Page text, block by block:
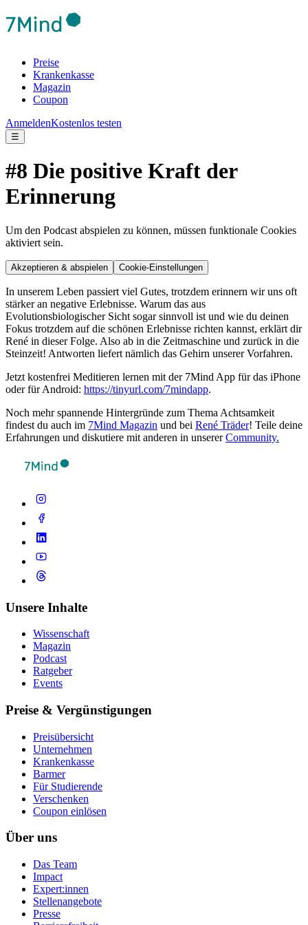
Preise
Krankenkasse
Magazin
Coupon
AnmeldenKostenlos testen
☰
#8 Die positive Kraft der
Erinnerung
Um den Podcast abspielen zu können, müssen funktionale Cookies
aktiviert sein.
Akzeptieren & abspielen Cookie-Einstellungen
In unserem Leben passiert viel Gutes, trotzdem erinnern wir uns oft
stärker an negative Erlebnisse. Warum das aus
Evolutionsbiologischer Sicht sogar sinnvoll ist und wie du deinen
Fokus trotzdem auf die schönen Erlebnisse richten kannst, erklärt dir
René in dieser Folge. Also ab in die Zeitmaschine und zurück in die
Steinzeit! Antworten liefert nämlich das Gehirn unserer Vorfahren.
Jetzt kostenfrei Meditieren lernen mit der 7Mind App für das iPhone
oder für Android: https://tinyurl.com/7mindapp.
Noch mehr spannende Hintergründe zum Thema Achtsamkeit
findest du auch im 7Mind Magazin und bei René Träder! Teile deine
Erfahrungen und diskutiere mit anderen in unsererCommunity.
Unsere Inhalte
Wissenschaft
Magazin
Podcast
Ratgeber
Events
Preise & Vergünstigungen
Preisübersicht
Unternehmen
Krankenkasse
Barmer
Für Studierende
Ver­schen­ken
Coupon einlösen
Über uns
Das Team
Impact
Expert:innen
Stellenangebote
Presse